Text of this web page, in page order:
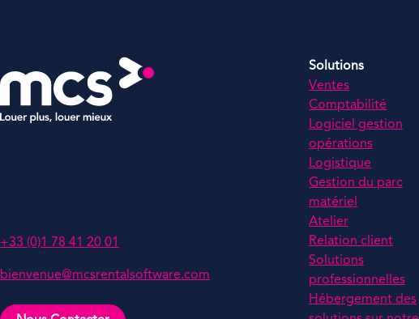
+33 (0)1 78 41 20 01
bienvenue@mcsrentalsoftware.com
Solutions
Ventes
Comptabilité
Logiciel gestion
opérations
Logistique
Gestion du parc
matériel
Atelier
Relation client
Solutions
professionnelles
Hébergement des